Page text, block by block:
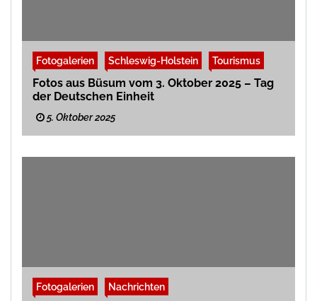
Fotogalerien Schleswig-Holstein Tourismus
Fotos aus Büsum vom 3. Oktober 2025 – Tag
der Deutschen Einheit
5. Oktober 2025
Fotogalerien Nachrichten